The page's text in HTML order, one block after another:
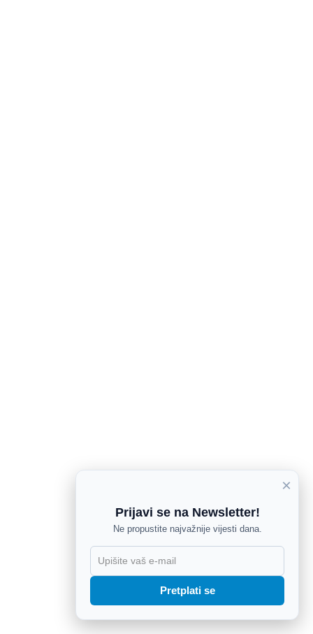
×
Prijavi se na Newsletter!
Ne propustite najvažnije vijesti dana.
Pretplati se